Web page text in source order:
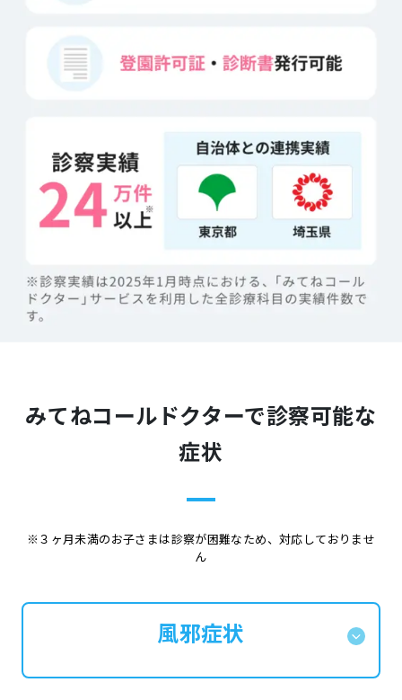
みてねコールドクターで診察可能な
症状
※３ヶ月未満のお子さまは診察が困難なため、対応しておりませ
ん
風邪症状